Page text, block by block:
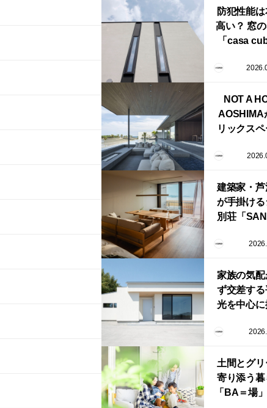
始！
防犯性能
高い？ 窓
「casa
ブ）」が
感の正
NOT A
AOSHIMA
リックス
「
業！
建築家・
が手掛け
別荘「
Owners」
売開
家族の気配
ず交差する
光を中心に
杜」
土間とグ
寄り添う暮
「BA＝場